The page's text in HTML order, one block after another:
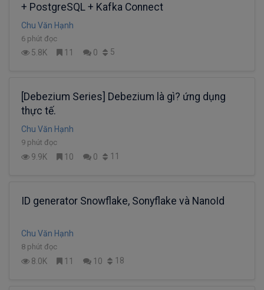
+ PostgreSQL + Kafka Connect
Chu Văn Hạnh
6 phút đọc
5.8K 11 0 5
[Debezium Series] Debezium là gì? ứng dụng
thực tế.
Chu Văn Hạnh
9 phút đọc
9.9K 10 0 11
ID generator Snowflake, Sonyflake và NanoId
Chu Văn Hạnh
8 phút đọc
8.0K 11 10 18